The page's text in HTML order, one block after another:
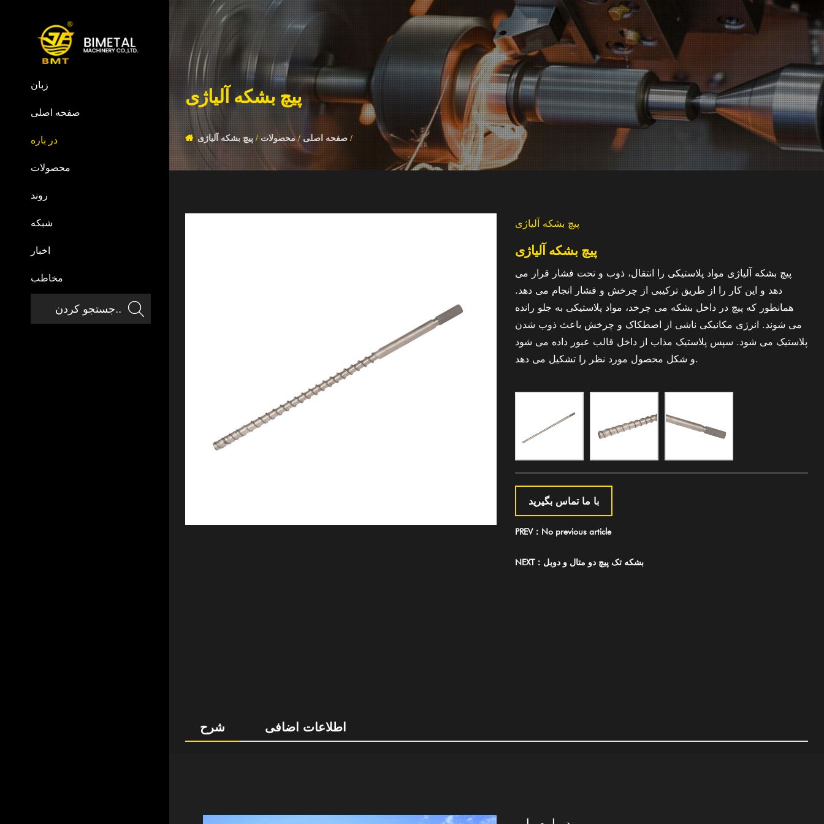
زبان
صفحه اصلی
در باره
محصولات
روند
شبکه
اخبار
مخاطب
پیچ بشکه آلیاژی
صفحه اصلی /محصولات /پیچ بشکه آلیاژی /
پیچ بشکه آلیاژی
پیچ بشکه آلیاژی
پیچ بشکه آلیاژی مواد پلاستیکی را انتقال، ذوب و تحت فشار قرار می
دهد و این کار را از طریق ترکیبی از چرخش و فشار انجام می دهد.
همانطور که پیچ در داخل بشکه می چرخد، مواد پلاستیکی به جلو رانده
می شوند. انرژی مکانیکی ناشی از اصطکاک و چرخش باعث ذوب شدن
پلاستیک می شود. سپس پلاستیک مذاب از داخل قالب عبور داده می شود
و شکل محصول مورد نظر را تشکیل می دهد.
با ما تماس بگیرید
PREV：No previous article
NEXT：بشکه تک پیچ دو متال و دوبل
شرح اطلاعات اضافی